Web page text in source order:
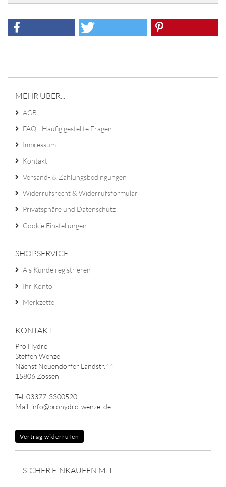
MEHR ÜBER...
AGB
FAQ - Häufig gestellte Fragen
Impressum
Kontakt
Versand- & Zahlungsbedingungen
Widerrufsrecht & Widerrufsformular
Privatsphäre und Datenschutz
Cookie Einstellungen
SHOPSERVICE
Als Kunde registrieren
Ihr Konto
Merkzettel
KONTAKT
Pro Hydro
Steffen Wenzel
Nächst Neuendorfer Landstr.44
15806 Zossen
Tel: 03377-3300520
Mail: info@prohydro-wenzel.de
Vertrag widerrufen
SICHER EINKAUFEN MIT